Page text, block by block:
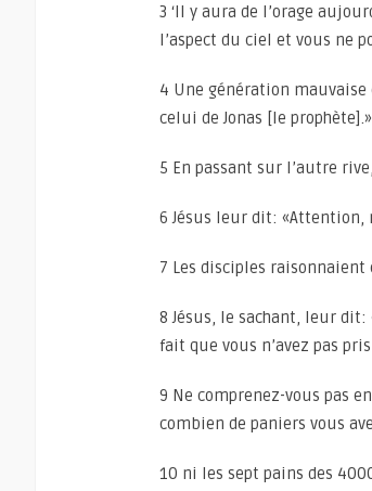
3 ‘Il y aura de l’orage
l’aspect du ciel et vous ne
4 Une génération
celui de Jonas [le
5 En passant sur l’autre
6 Jésus leur dit: «Attention,
7 Les disciples raisonnaient
8 Jésus, le sachant, leur
fait que vous n’avez pas
9 Ne comprenez-vous pas
combien de paniers vous
10 ni les sept pains des